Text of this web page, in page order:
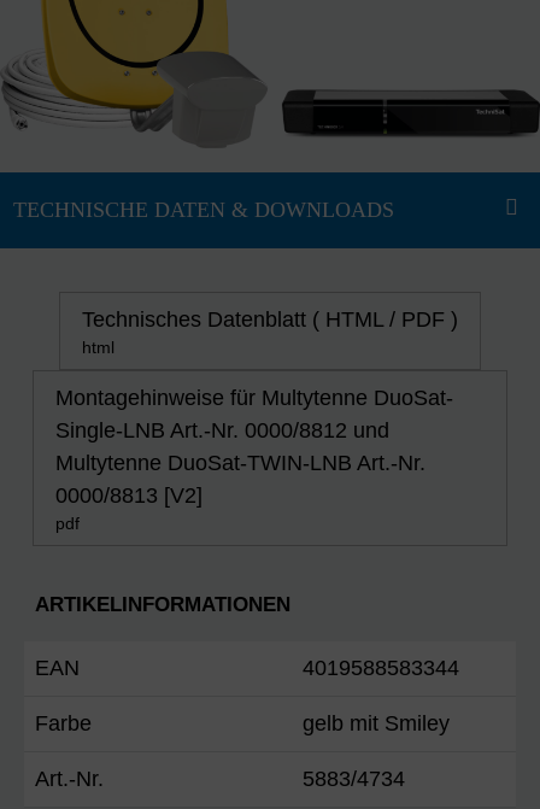
Technisches Datenblatt ( HTML / PDF )
html
Montagehinweise für Multytenne DuoSat-
Single-LNB Art.-Nr. 0000/8812 und
Multytenne DuoSat-TWIN-LNB Art.-Nr.
0000/8813 [V2]
pdf
ARTIKELINFORMATIONEN
EAN 4019588583344
Farbe gelb mit Smiley
Art.-Nr. 5883/4734